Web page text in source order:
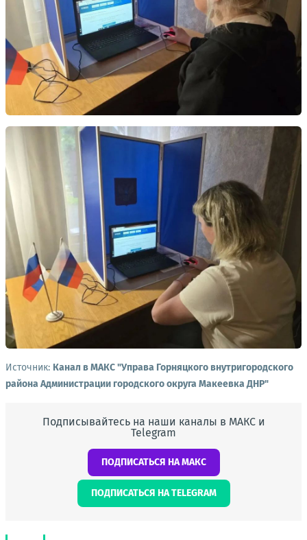
Источник: Канал в МАКС "Управа Горняцкого внутригородского
района Администрации городского округа Макеевка ДНР"
Подписывайтесь на наши каналы в МАКС и
Telegram
ПОДПИСАТЬСЯ НА МАКС
ПОДПИСАТЬСЯ НА TELEGRAM